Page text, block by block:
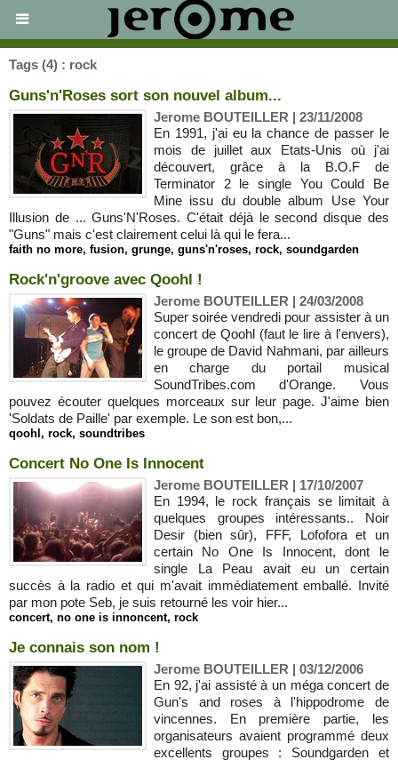
Tags (4) : rock
Guns'n'Roses sort son nouvel album...
Jerome BOUTEILLER | 23/11/2008
En 1991, j'ai eu la chance de passer le
mois de juillet aux Etats-Unis où j'ai
découvert, grâce à la B.O.F de
Terminator 2 le single You Could Be
Mine issu du double album Use Your
Illusion de ... Guns'N'Roses. C'était déjà le second disque des
"Guns" mais c'est clairement celui là qui le fera...
faith no more, fusion, grunge, guns'n'roses, rock, soundgarden
Rock'n'groove avec Qoohl !
Jerome BOUTEILLER | 24/03/2008
Super soirée vendredi pour assister à un
concert de Qoohl (faut le lire à l'envers),
le groupe de David Nahmani, par ailleurs
en charge du portail musical
SoundTribes.com d'Orange. Vous
pouvez écouter quelques morceaux sur leur page. J'aime bien
'Soldats de Paille' par exemple. Le son est bon,...
qoohl , rock, soundtribes
Concert No One Is Innocent
Jerome BOUTEILLER | 17/10/2007
En 1994, le rock français se limitait à
quelques groupes intéressants.. Noir
Desir (bien sûr), FFF, Lofofora et un
certain No One Is Innocent, dont le
single La Peau avait eu un certain
succès à la radio et qui m'avait immédiatement emballé. Invité
par mon pote Seb, je suis retourné les voir hier...
concert, no one is innoncent, rock
Je connais son nom !
Jerome BOUTEILLER | 03/12/2006
En 92, j'ai assisté à un méga concert de
Gun's and roses à l'hippodrome de
vincennes. En première partie, les
organisateurs avaient programmé deux
excellents groupes : Soundgarden et